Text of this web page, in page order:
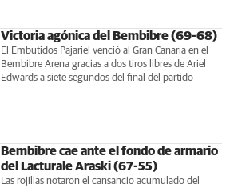
Victoria agónica del Bembibre (69-68)
El Embutidos Pajariel venció al Gran Canaria en el
Bembibre Arena gracias a dos tiros libres de Ariel
Edwards a siete segundos del final del partido
Bembibre cae ante el fondo de armario
del Lacturale Araski (67-55)
Las rojillas notaron el cansancio acumulado del